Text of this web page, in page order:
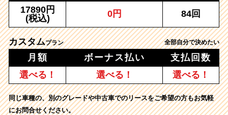
17890円
(税込)
0円 84回
カスタムプラン 全部自分で決めたい
月額 ボーナス払い
支払回数
選べる！
選べる！ 選べる！
同じ車種の、別のグレードや中古車でのリースをご希望の方もお気軽
にお問合せください。